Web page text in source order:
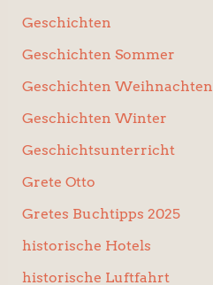
Geschichten
Geschichten Sommer
Geschichten Weihnachten
Geschichten Winter
Geschichtsunterricht
Grete Otto
Gretes Buchtipps 2025
historische Hotels
historische Luftfahrt